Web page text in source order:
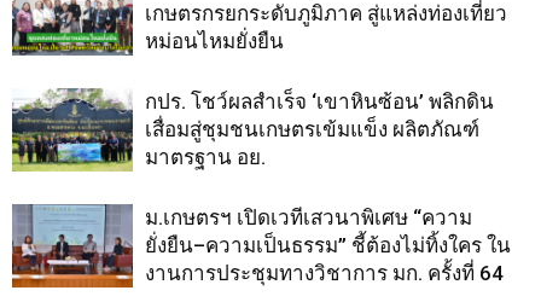
เกษตรกรยกระดับภูมิภาค สู่แหล่งท่องเที่ยว
หม่อนไหมยั่งยืน
กปร. โชว์ผลสำเร็จ ‘เขาหินซ้อน’ พลิกดิน
เสื่อมสู่ชุมชนเกษตรเข้มแข็ง ผลิตภัณฑ์
มาตรฐาน อย.
ม.เกษตรฯ เปิดเวทีเสวนาพิเศษ “ความ
ยั่งยืน–ความเป็นธรรม” ชี้ต้องไม่ทิ้งใคร ใน
งานการประชุมทางวิชาการ มก. ครั้งที่ 64